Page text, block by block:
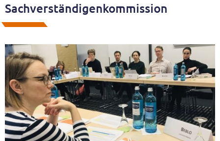
Reaktionen zum Gutachten
Newsletter
Sachverständigenkommission
Geschäftsstelle
Veröffentlichungen
Sachverständigenkommission